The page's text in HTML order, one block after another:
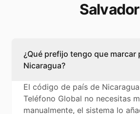
Salvador
¿Qué prefijo tengo que marcar
Nicaragua?
El código de país de
Teléfono Global no necesitas
manualmente, el sistema lo